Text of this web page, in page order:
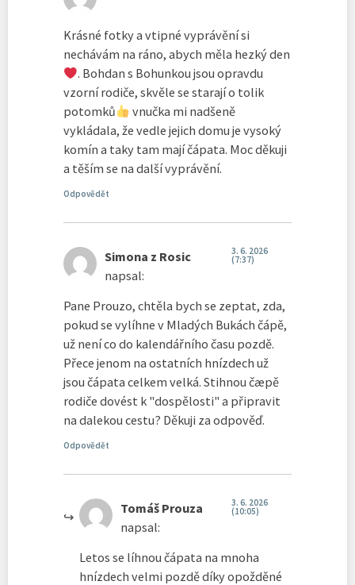
Krásné fotky a vtipné vyprávění si
nechávám na ráno, abych měla hezký den
. Bohdan s Bohunkou jsou opravdu
vzorní rodiče, skvěle se starají o tolik
potomků
vnučka mi nadšeně
vykládala, že vedle jejich domu je vysoký
komín a taky tam mají čápata. Moc děkuji
a těším se na další vyprávění.
Odpovědět
Simona z Rosic
napsal:
3. 6. 2026
(7:37)
Pane Prouzo, chtěla bych se zeptat, zda,
pokud se vylíhne v Mladých Bukách čápě,
už není co do kalendářního času pozdě.
Přece jenom na ostatních hnízdech už
jsou čápata celkem velká. Stihnou čæpě
rodiče dovést k "dospělosti" a připravit
na dalekou cestu? Děkuji za odpověď.
Odpovědět
Tomáš Prouza
napsal:
3. 6. 2026
(10:05)
Letos se líhnou čápata na mnoha
hnízdech velmi pozdě díky opožděné